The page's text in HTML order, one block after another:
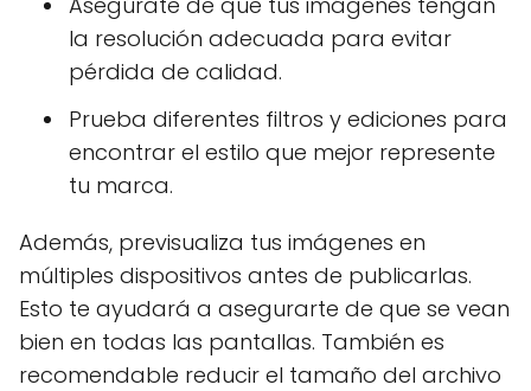
la resolución adecuada para evitar
pérdida de calidad.
Prueba diferentes filtros y ediciones para
encontrar el estilo que mejor represente
tu marca.
Además, previsualiza tus imágenes en
múltiples dispositivos antes de publicarlas.
Esto te ayudará a asegurarte de que se vean
bien en todas las pantallas. También es
recomendable reducir el tamaño del archivo